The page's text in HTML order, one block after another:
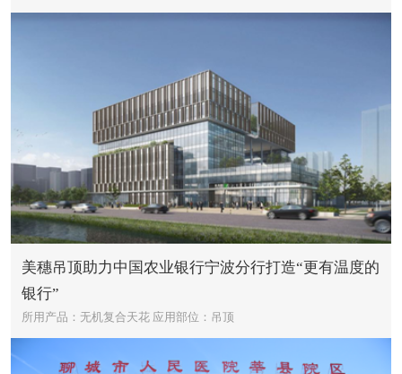
美穗吊顶助力中国农业银行宁波分行打造“更有温度的
银行”
所用产品：无机复合天花 应用部位：吊顶